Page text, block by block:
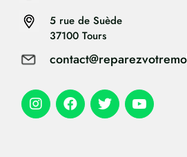
5 rue de Suède
37100 Tours